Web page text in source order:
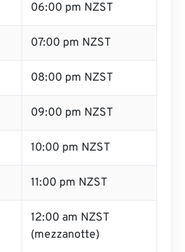
06:00 pm NZST
07:00 pm NZST
08:00 pm NZST
09:00 pm NZST
10:00 pm NZST
11:00 pm NZST
12:00 am NZST
(mezzanotte)